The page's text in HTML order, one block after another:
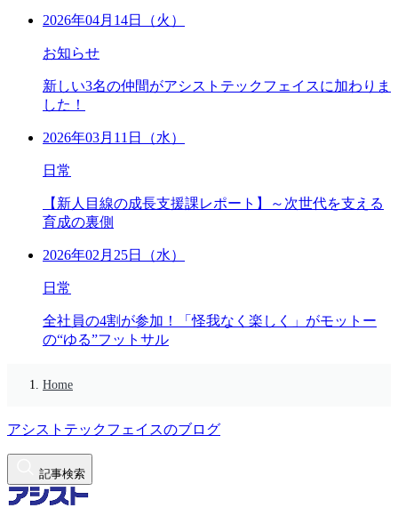
2026年04月14日（火）
お知らせ
新しい3名の仲間がアシストテックフェイスに加わりま
した！
2026年03月11日（水）
日常
【新人目線の成長支援課レポート】～次世代を支える
育成の裏側
2026年02月25日（水）
日常
全社員の4割が参加！「怪我なく楽しく」がモットー
の“ゆる”フットサル
Home
アシストテックフェイスのブログ
記事検索